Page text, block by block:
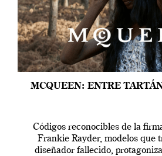
MCQUEEN: ENTRE
Códigos reconocibles de la
Frankie Rayder, modelos que
diseñador fallecido,